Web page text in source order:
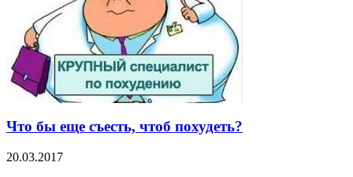
Что бы еще съесть, чтоб похудеть?
20.03.2017